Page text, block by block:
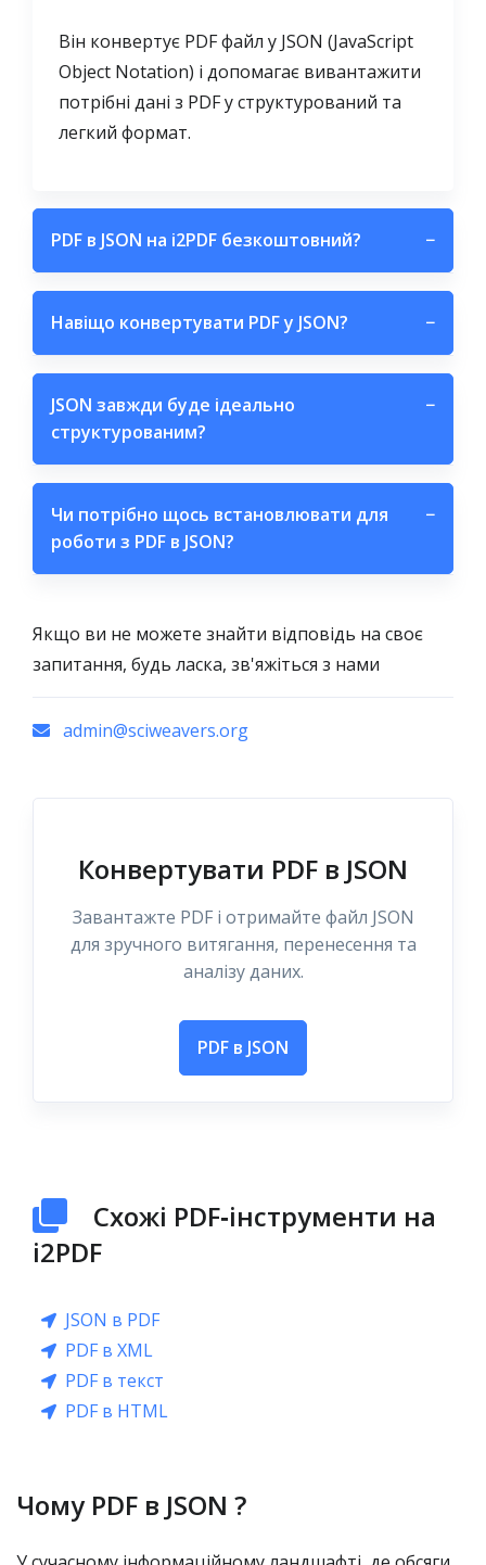
Він конвертує PDF файл у JSON (JavaScript
Object Notation) і допомагає вивантажити
потрібні дані з PDF у структурований та
легкий формат.
PDF в JSON на i2PDF безкоштовний? −
Навіщо конвертувати PDF у JSON? −
JSON завжди буде ідеально
структурованим?
−
Чи потрібно щось встановлювати для
роботи з PDF в JSON?
−
Якщо ви не можете знайти відповідь на своє
запитання, будь ласка, зв'яжіться з нами
admin@sciweavers.org
Конвертувати PDF в JSON
Завантажте PDF і отримайте файл JSON
для зручного витягання, перенесення та
аналізу даних.
PDF в JSON
Схожі PDF‑інструменти на
i2PDF
JSON в PDF
PDF в XML
PDF в текст
PDF в HTML
Чому PDF в JSON ?